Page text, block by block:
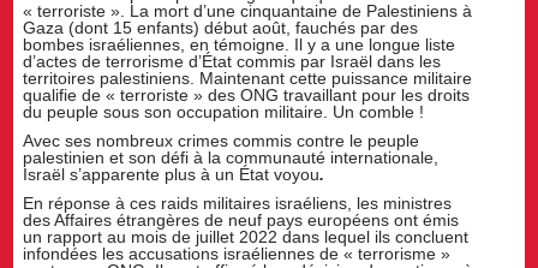
« terroriste ». La mort d’une cinquantaine de Palestiniens à
Gaza (dont 15 enfants) début août, fauchés par des
bombes israéliennes, en témoigne. Il y a une longue liste
d’actes de terrorisme d’État commis par Israël dans les
territoires palestiniens. Maintenant cette puissance militaire
qualifie de « terroriste » des ONG travaillant pour les droits
du peuple sous son occupation militaire. Un comble !
Avec ses nombreux crimes commis contre le peuple
palestinien et son défi à la communauté internationale,
Israël s’apparente plus à un État voyou.
En réponse à ces raids militaires israéliens, les ministres
des Affaires étrangères de neuf pays européens ont émis
un rapport au mois de juillet 2022 dans lequel ils concluent
infondées les accusations israéliennes de « terrorisme »